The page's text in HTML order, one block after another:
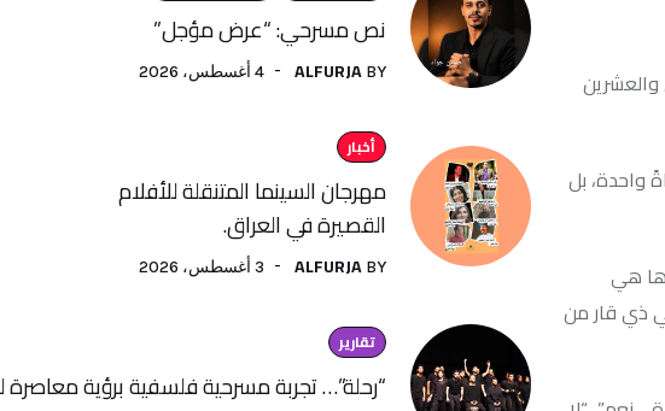
نص مسرحي: “عرض مؤجل”
BY
ALFURJA 4 أغسطس، 2026
أخبار
مهرجان السينما المتنقلة للأفلام
القصيرة في العراق.
BY
ALFURJA 3 أغسطس، 2026
“رحلة”… تجربة مسرحية فلسفية برؤية معاصرة لفنون الأداء